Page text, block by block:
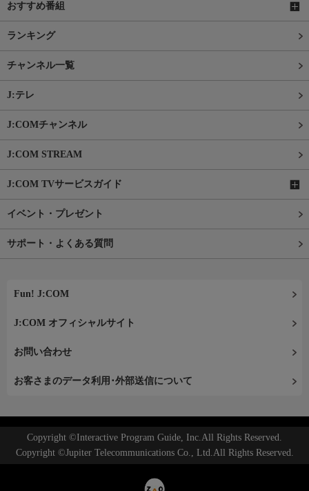
おすすめ番組
ランキング
チャンネル一覧
J:テレ
J:COMチャンネル
J:COM STREAM
J:COM TVサービスガイド
イベント・プレゼント
サポート・よくある質問
Fun! J:COM
J:COM オフィシャルサイト
お問い合わせ
お客さまのデータ利用･外部送信について
Copyright ©Interactive Program Guide, Inc.All Rights Reserved.
Copyright ©Jupiter Telecommunications Co., Ltd.All Rights Reserved.